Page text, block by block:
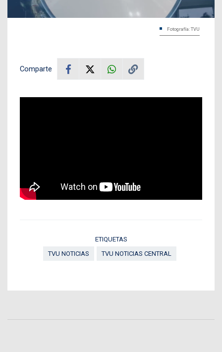
Fotografía: TVU
Comparte
ETIQUETAS
TVU NOTICIAS
TVU NOTICIAS CENTRAL